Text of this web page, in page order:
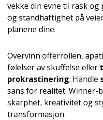
vekke din evne til rask
og standhaftighet på
planene dine.
Overvinn offerrollen,
følelser av skuffelse eller
prokrastinering. Handle
sans for realitet. Winner-
skarphet, kreativitet og
transformasjon.